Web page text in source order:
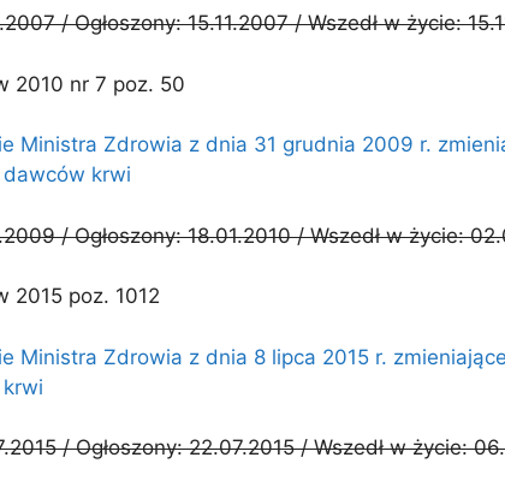
/ Ogłoszony: 15.11.2007 / Wszedł w życie:
2010 nr 7 poz. 50
Ministra Zdrowia z dnia 31 grudnia 2009 r.
krwi
/ Ogłoszony: 18.01.2010 / Wszedł w życie:
2015 poz. 1012
Ministra Zdrowia z dnia 8 lipca 2015 r.
/ Ogłoszony: 22.07.2015 / Wszedł w życie: